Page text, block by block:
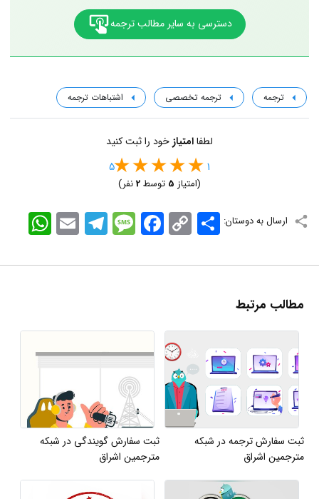
دسترسی به سایر مطالب ترجمه
ترجمه ترجمه تخصصی اشتباهات ترجمه
لطفاامتیازخود را ثبت کنید
1
5
(امتیاز 5 توسط2نفر)
ارسال به دوستان: WhatsApp EmailTelegramMessageFacebook Copy
Link
اشتراک
مطالب مرتبط
ثبت سفارش ترجمه در شبکه
مترجمین اشراق
ثبت سفارش گویندگی در شبکه
مترجمین اشراق